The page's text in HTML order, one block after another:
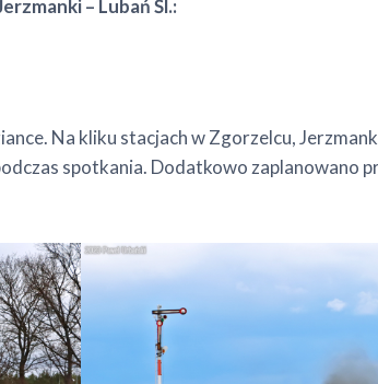
– Lubań Śl.:
Na kliku stacjach w Zgorzelcu,
spotkania. Dodatkowo zaplanowano